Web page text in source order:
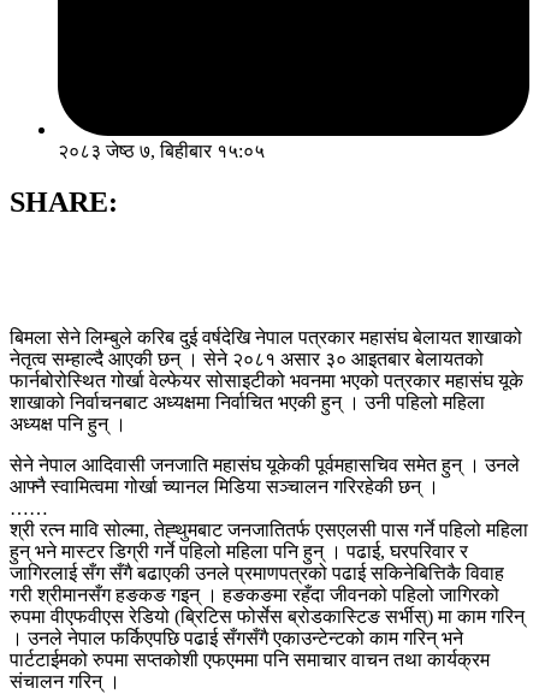
२०८३ जेष्ठ ७, बिहीबार १५:०५
SHARE:
बिमला सेने लिम्बुले करिब दुई वर्षदेखि नेपाल पत्रकार महासंघ बेलायत शाखाको
नेतृत्व सम्हाल्दै आएकी छन् । सेने २०८१ असार ३० आइतबार बेलायतको
फार्नबोरोस्थित गोर्खा वेल्फेयर सोसाइटीको भवनमा भएको पत्रकार महासंघ यूके
शाखाको निर्वाचनबाट अध्यक्षमा निर्वाचित भएकी हुन् । उनी पहिलो महिला
अध्यक्ष पनि हुन् ।
सेने नेपाल आदिवासी जनजाति महासंघ यूकेकी पूर्वमहासचिव समेत हुन् । उनले
आफ्नै स्वामित्वमा गोर्खा च्यानल मिडिया सञ्चालन गरिरहेकी छन् ।
……
श्री रत्न मावि सोल्मा, तेह्थुमबाट जनजातितर्फ एसएलसी पास गर्ने पहिलो महिला
हुन् भने मास्टर डिग्री गर्ने पहिलो महिला पनि हुन् । पढाई, घरपरिवार र
जागिरलाई सँग सँगै बढाएकी उनले प्रमाणपत्रको पढाई सकिनेबित्तिकै विवाह
गरी श्रीमानसँग हङकङ गइन् । हङकङमा रहँदा जीवनको पहिलो जागिरको
रुपमा वीएफवीएस रेडियो (ब्रिटिस फोर्सेस ब्रोडकास्टिङ सर्भीस्) मा काम गरिन्
। उनले नेपाल फर्किएपछि पढाई सँगसँगै एकाउन्टेन्टको काम गरिन् भने
पार्टटाईमको रुपमा सप्तकोशी एफएममा पनि समाचार वाचन तथा कार्यक्रम
संचालन गरिन् ।